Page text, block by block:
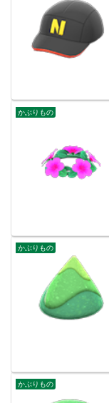
かぶりもの
かぶりもの
かぶりもの